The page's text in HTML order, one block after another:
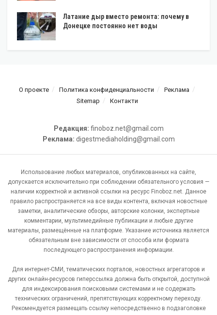
Латание дыр вместо ремонта: почему в
Донецке постоянно нет воды
О проекте Политика конфиденциальности
Реклама
Sitemap
Контакти
Редакция: finoboz.net@gmail.com
Реклама: digestmediaholding@gmail.com
Использование любых материалов, опубликованных на сайте,
допускается исключительно при соблюдении обязательного условия —
наличии корректной и активной ссылки на ресурс Finoboz.net. Данное
правило распространяется на все виды контента, включая новостные
заметки, аналитические обзоры, авторские колонки, экспертные
комментарии, мультимедийные публикации и любые другие
материалы, размещённые на платформе. Указание источника является
обязательным вне зависимости от способа или формата
последующего распространения информации.
Для интернет-СМИ, тематических порталов, новостных агрегаторов и
других онлайн-ресурсов гиперссылка должна быть открытой, доступной
для индексирования поисковыми системами и не содержать
технических ограничений, препятствующих корректному переходу.
Рекомендуется размещать ссылку непосредственно в подзаголовке